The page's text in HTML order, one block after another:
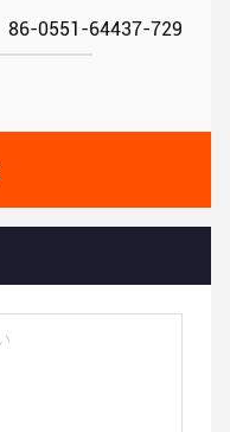
86-0551-64437-729